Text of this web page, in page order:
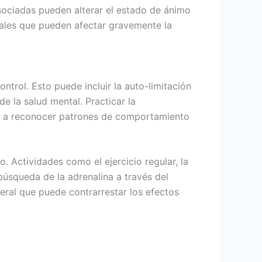
pueden alterar el estado de ánimo
que pueden afectar gravemente la
Esto puede incluir la auto-limitación
la salud mental. Practicar la
reconocer patrones de comportamiento
Actividades como el ejercicio regular, la
de la adrenalina a través del
que puede contrarrestar los efectos